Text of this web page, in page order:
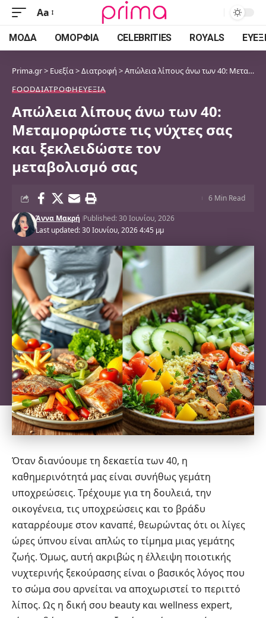
Font
Resizer
Aa
ΜΌΔΑ ΟΜΟΡΦΙΆ CELEBRITIES ROYALS
Prima.gr> Ευεξία>Διατροφή >Απώλεια λίπους άνω των 40: Μεταμορφώστε τις νύχτες σας και ξεκλειδώστε τον μεταβολισμό σας
FOODΔΙΑΤΡΟΦΉΕΥΕΞΊΑ
Απώλεια λίπους άνω των 40:
Μεταμορφώστε τις νύχτες σας
και ξεκλειδώστε τον
μεταβολισμό σας
Last updated: 30 Ιουνίου, 2026 4:45 μμ
Άννα Μακρή Published: 30 Ιουνίου, 2026
6 Min Read
Όταν διανύουμε τη δεκαετία των 40, η
καθημερινότητά μας είναι συνήθως γεμάτη
υποχρεώσεις. Τρέχουμε για τη δουλειά, την
οικογένεια, τις υποχρεώσεις και το βράδυ
καταρρέουμε στον καναπέ, θεωρώντας ότι οι λίγες
ώρες ύπνου είναι απλώς το τίμημα μιας γεμάτης
ζωής. Όμως, αυτή ακριβώς η έλλειψη ποιοτικής
νυχτερινής ξεκούρασης είναι ο βασικός λόγος που
το σώμα σου αρνείται να αποχωριστεί το περιττό
λίπος. Ως η δική σου beauty και wellness expert,